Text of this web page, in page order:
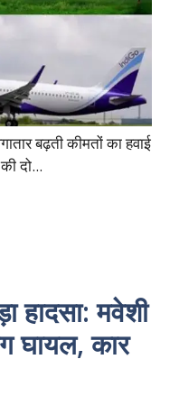
बढ़ती कीमतों का हवाई
दो...
हादसा: मवेशी
घायल, कार